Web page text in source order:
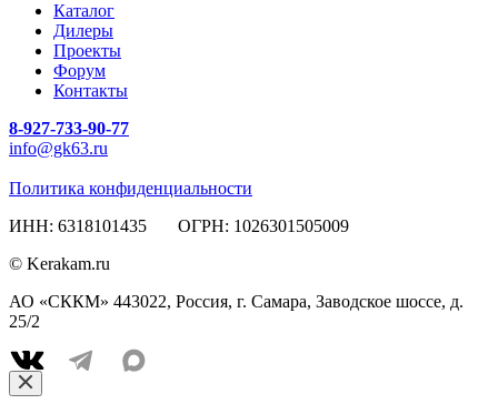
Каталог
Дилеры
Проекты
Форум
Контакты
8-927-733-90-77
info@gk63.ru
Политика конфиденциальности
ИНН: 6318101435 ОГРН: 1026301505009
© Kerakam.ru
АО «СККМ» 443022, Россия, г. Самара, Заводское шоссе, д.
25/2